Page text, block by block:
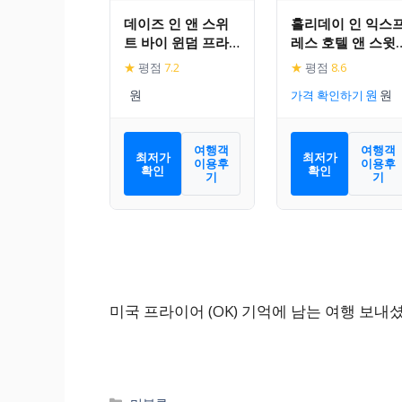
데이즈 인 앤 스위
트 바이 윈덤 프라
이어
★ 평점 7.2
최저가
확인
여행객
이용후
기
홀리데이 인 익스
레스 호텔 앤 스윗
프라이어
★ 평점 8.6
가격 확인하기
최저가
확인
여행객
이용후
기
미국 프라이어 (OK) 기억에 남는 여행 보내